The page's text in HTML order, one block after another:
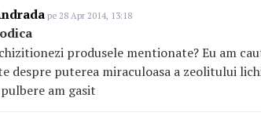
pe 28 Apr 2014, 13:18
produsele mentionate? Eu am
despre puterea miraculoasa a zeolitului
am gasit